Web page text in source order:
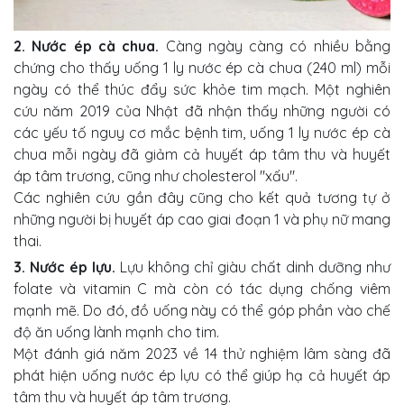
2. Nước ép cà chua. Càng ngày càng có nhiều bằng
chứng cho thấy uống 1 ly nước ép cà chua (240 ml) mỗi
ngày có thể thúc đẩy sức khỏe tim mạch. Một nghiên
cứu năm 2019 của Nhật đã nhận thấy những người có
các yếu tố nguy cơ mắc bệnh tim, uống 1 ly nước ép cà
chua mỗi ngày đã giảm cả huyết áp tâm thu và huyết
áp tâm trương, cũng như cholesterol "xấu".
Các nghiên cứu gần đây cũng cho kết quả tương tự ở
những người bị huyết áp cao giai đoạn 1 và phụ nữ mang
thai.
3. Nước ép lựu. Lựu không chỉ giàu chất dinh dưỡng như
folate và vitamin C mà còn có tác dụng chống viêm
mạnh mẽ. Do đó, đồ uống này có thể góp phần vào chế
độ ăn uống lành mạnh cho tim.
Một đánh giá năm 2023 về 14 thử nghiệm lâm sàng đã
phát hiện uống nước ép lựu có thể giúp hạ cả huyết áp
tâm thu và huyết áp tâm trương.